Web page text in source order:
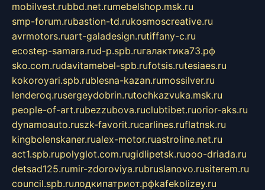
mobilvest.rubbd.net.rumebelshop.msk.ru
smp-forum.rubastion-td.rukosmoscreative.ru
avrmotors.ruart-galadesign.rutiffany-c.ru
ecostep-samara.rud-p.spb.ruгалактика73.рф
sko.com.rudavitamebel-spb.rufotsis.rutesiaes.ru
kokoroyari.spb.rublesna-kazan.rumossilver.ru
lenderoq.rusergeydobrin.rutochkazvuka.msk.ru
people-of-art.rubezzubova.ruclubtibet.ruorior-aks.ru
dynamoauto.ruszk-favorit.rucarlines.ruflatnsk.ru
kingbolenskaner.rualex-motor.ruastroline.net.ru
act1.spb.rupolyglot.com.rugidlipetsk.ruooo-driada.ru
detsad125.rumir-zdoroviya.rubruslanovo.rusiterem.ru
council.spb.ruлодкипатриот.рфkafekolizey.ru